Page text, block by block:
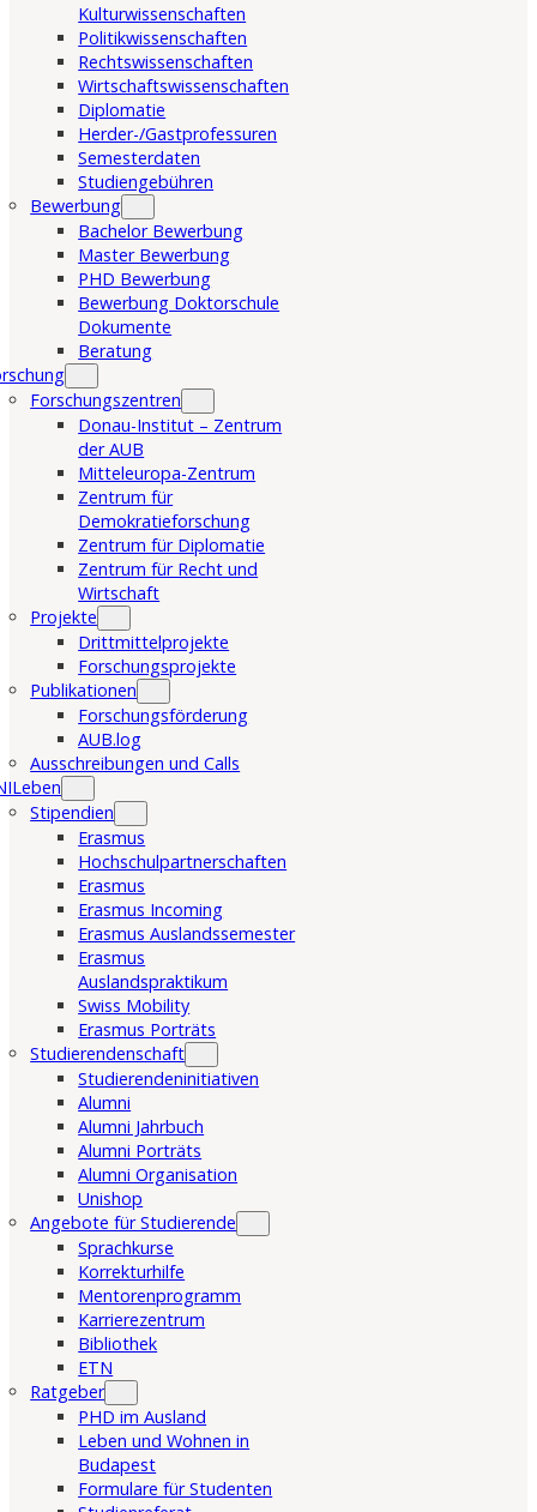
Kulturwissenschaften
Politikwissenschaften
Rechtswissenschaften
Wirtschaftswissenschaften
Diplomatie
Herder-/Gastprofessuren
Semesterdaten
Studiengebühren
Bewerbung
Bachelor Bewerbung
Master Bewerbung
PHD Bewerbung
Bewerbung Doktorschule
Dokumente
Beratung
Forschungszentren
Donau-Institut – Zentrum
der AUB
Mitteleuropa-Zentrum
Zentrum für
Demokratieforschung
Zentrum für Diplomatie
Zentrum für Recht und
Wirtschaft
Projekte
Drittmittelprojekte
Forschungsprojekte
Publikationen
Forschungsförderung
AUB.log
Ausschreibungen und Calls
Stipendien
Erasmus
Hochschulpartnerschaften
Erasmus
Erasmus Incoming
Erasmus Auslandssemester
Erasmus
Auslandspraktikum
Swiss Mobility
Erasmus Porträts
Studierendenschaft
Studierendeninitiativen
Alumni
Alumni Jahrbuch
Alumni Porträts
Alumni Organisation
Unishop
Angebote für Studierende
Sprachkurse
Korrekturhilfe
Mentorenprogramm
Karrierezentrum
Bibliothek
ETN
Ratgeber
PHD im Ausland
Leben und Wohnen in
Budapest
Formulare für Studenten